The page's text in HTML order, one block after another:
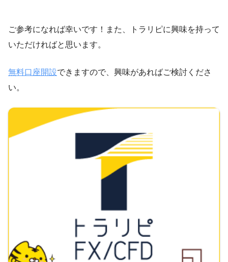
ご参考になれば幸いです！また、トラリピに興味を持って
いただければと思います。
無料口座開設できますので、興味があればご検討くださ
い。